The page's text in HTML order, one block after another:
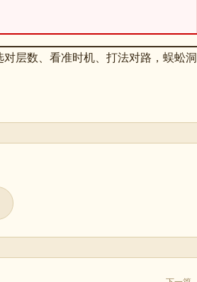
层数、看准时机、打法对路，蜈蚣洞